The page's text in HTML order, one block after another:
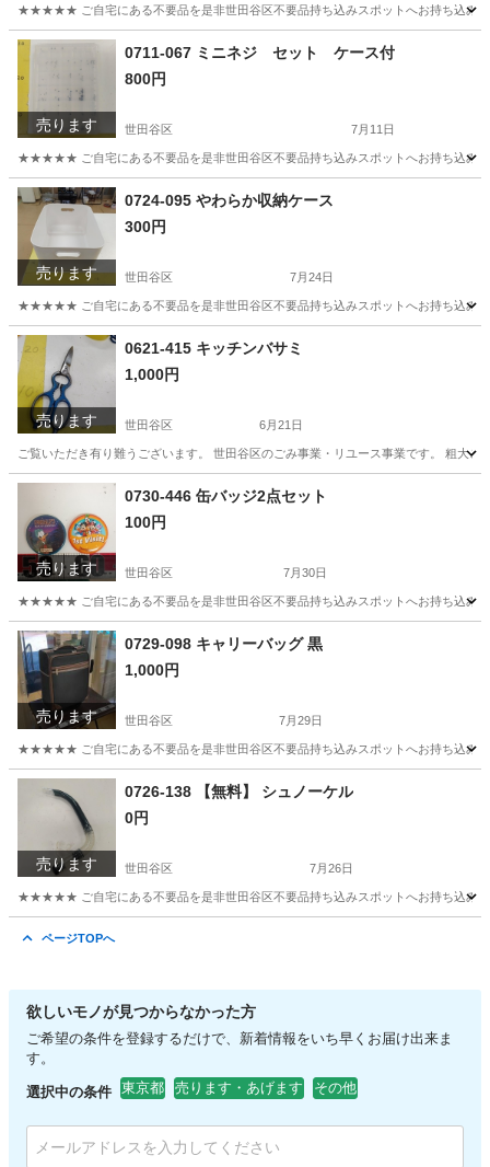
★★★★★ ご自宅にある不要品を是非世田谷区不要品持ち込みスポットへお持ち込みし
東京 世田谷区 スポット
売ります
0711-067 ミニネジ セット ケース付
800円
世田谷区 7月11日
★★★★★ ご自宅にある不要品を是非世田谷区不要品持ち込みスポットへお持ち込みし
東京 世田谷区 ネジ
売ります
0724-095 やわらか収納ケース
300円
世田谷区 7月24日
★★★★★ ご自宅にある不要品を是非世田谷区不要品持ち込みスポットへお持ち込みし
東京 世田谷区 スポット
売ります
0621-415 キッチンバサミ
1,000円
世田谷区 6月21日
ご覧いただき有り難うございます。 世⽥⾕区のごみ事業・リユース事業です。 粗
東京 世田谷区 リユース
売ります
0730-446 缶バッジ2点セット
100円
世田谷区 7月30日
★★★★★ ご自宅にある不要品を是非世田谷区不要品持ち込みスポットへお持ち込みし
東京 世田谷区 スポット
売ります
0729-098 キャリーバッグ 黒
1,000円
世田谷区 7月29日
★★★★★ ご自宅にある不要品を是非世田谷区不要品持ち込みスポットへお持ち込みし
東京 世田谷区 キャリーバッグ
売ります
0726-138 【無料】 シュノーケル
0円
世田谷区 7月26日
★★★★★ ご自宅にある不要品を是非世田谷区不要品持ち込みスポットへお持ち込みし
ページTOPへ
欲しいモノが見つからなかった方
ご希望の条件を登録するだけで、新着情報をいち早くお届け出来ま
す。
選択中の条件 東京都 売ります・あげます その他